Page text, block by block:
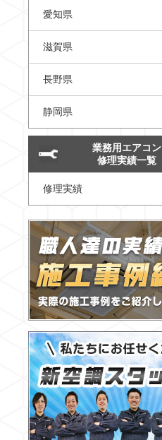
愛知県
滋賀県
長野県
静岡県
業務用エアコン
修理実績一覧
修理実績